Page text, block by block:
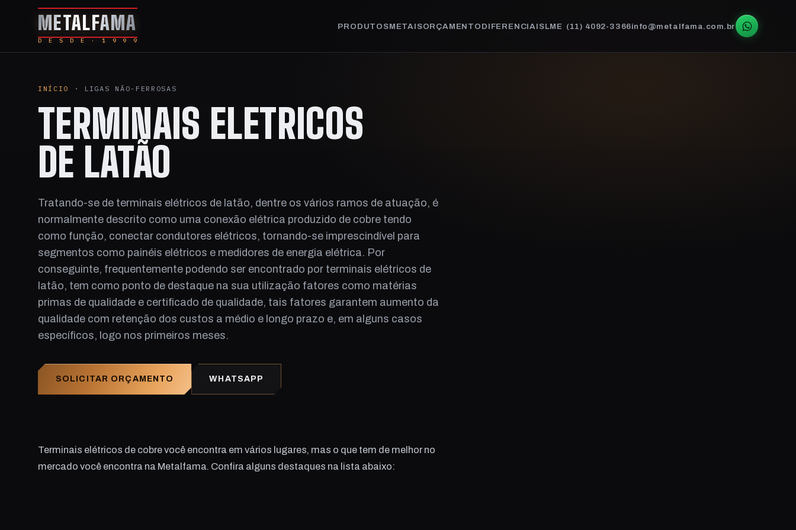
METALFAMA
D E S D E · 1 9 9 9
PRODUTOSMETAISORÇAMENTO DIFERENCIAISLME (11) 4092-3366info@metalfama.com.br
INÍCIO · LIGAS NÃO-FERROSAS
TERMINAIS ELETRICOS
DE LATÃO
Tratando-se de terminais elétricos de latão, dentre os vários ramos de atuação, é
normalmente descrito como uma conexão elétrica produzido de cobre tendo
como função, conectar condutores elétricos, tornando-se imprescindível para
segmentos como painéis elétricos e medidores de energia elétrica. Por
conseguinte, frequentemente podendo ser encontrado por terminais elétricos de
latão, tem como ponto de destaque na sua utilização fatores como matérias
primas de qualidade e certificado de qualidade, tais fatores garantem aumento da
qualidade com retenção dos custos a médio e longo prazo e, em alguns casos
específicos, logo nos primeiros meses.
SOLICITAR ORÇAMENTO WHATSAPP
Terminais elétricos de cobre você encontra em vários lugares, mas o que tem de melhor no
mercado você encontra na Metalfama. Confira alguns destaques na lista abaixo: